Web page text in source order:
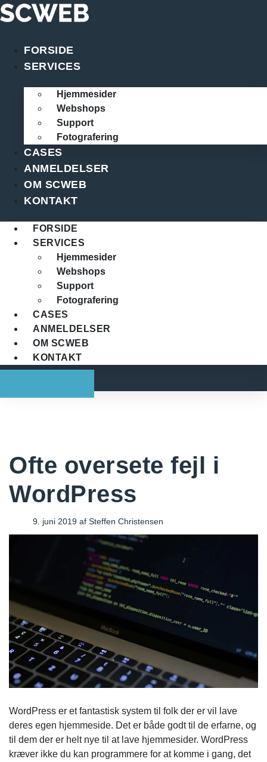
Videre
til
FORSIDE
SERVICES
Hjemmesider
Webshops
Support
Fotografering
CASES
ANMELDELSER
OM SCWEB
KONTAKT
FORSIDE
SERVICES
Hjemmesider
Webshops
Support
Fotografering
CASES
ANMELDELSER
OM SCWEB
KONTAKT
Ofte oversete fejl i
WordPress
9. juni 2019 af Steffen Christensen
WordPress er et fantastisk system til folk der er vil lave
deres egen hjemmeside. Det er både godt til de erfarne, og
til dem der er helt nye til at lave hjemmesider. WordPress
kræver ikke du kan programmere for at komme i gang, det